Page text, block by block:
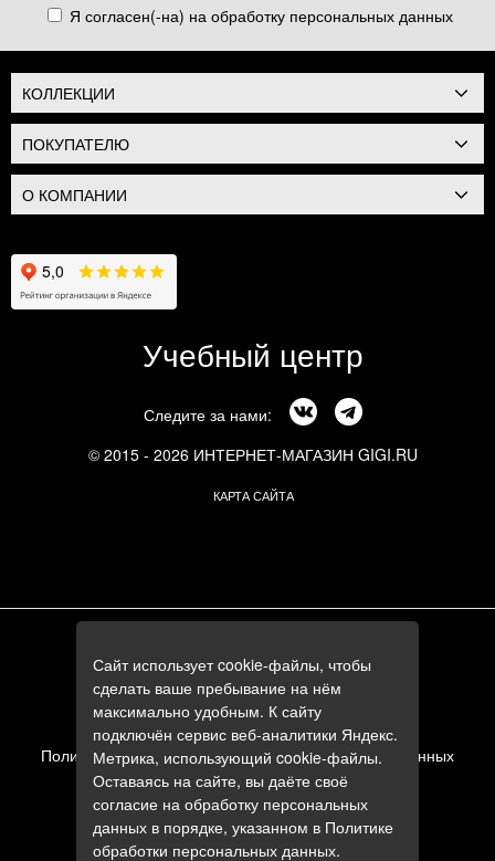
Я согласен(-на) на обработку персональных данных
КОЛЛЕКЦИИ
ПОКУПАТЕЛЮ
О КОМПАНИИ
Учебный центр
Следите за нами:
© 2015 - 2026 ИНТЕРНЕТ-МАГАЗИН GIGI.RU
КАРТА САЙТА
+7 (495) 644-84-05
+7 (985) 644-84-05
e-mail:
zakaz@gigi.ru
Политика в отношении обработки персональных данных
Пользовательское соглашение
Сайт использует cookie-файлы, чтобы
сделать ваше пребывание на нём
максимально удобным. К сайту
подключён сервис веб-аналитики Яндекс.
Метрика, использующий cookie-файлы.
Оставаясь на сайте, вы даёте своё
согласие на обработку персональных
данных в порядке, указанном в Политике
обработки персональных данных.